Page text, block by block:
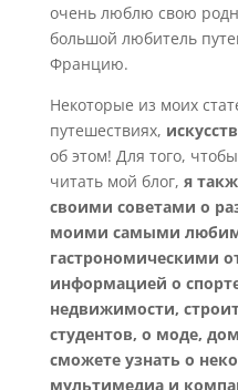
очень люблю свою
большой любитель
Францию.
Некоторые из моих
путешествиях,
об этом! Для того,
читать мой блог, я
своими советами о
моими самыми
гастрономическими
информацией о
недвижимости,
студентов, о моде,
сможете узнать о
мультимедиа и